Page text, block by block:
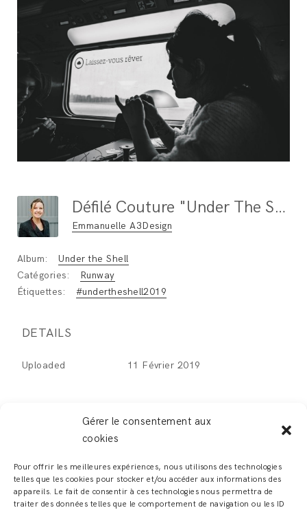
Gérer le consentement aux
cookies
Pour offrir les meilleures expériences, nous utilisons des technologies
telles que les cookies pour stocker et/ou accéder aux informations des
appareils. Le fait de consentir à ces technologies nous permettra de
traiter des données telles que le comportement de navigation ou les ID
Défilé Couture "Under The Shell" Paris Fashion Week Janvier 2019 / Photo : Ben Hincker
Emmanuelle A3Design
Album:
Under the Shell
Catégories:
Runway
Étiquettes:
#undertheshell2019
DETAILS
Uploaded 11 Février 2019
LEAVE A REPLY
Vous devezvous connecterpour publier un